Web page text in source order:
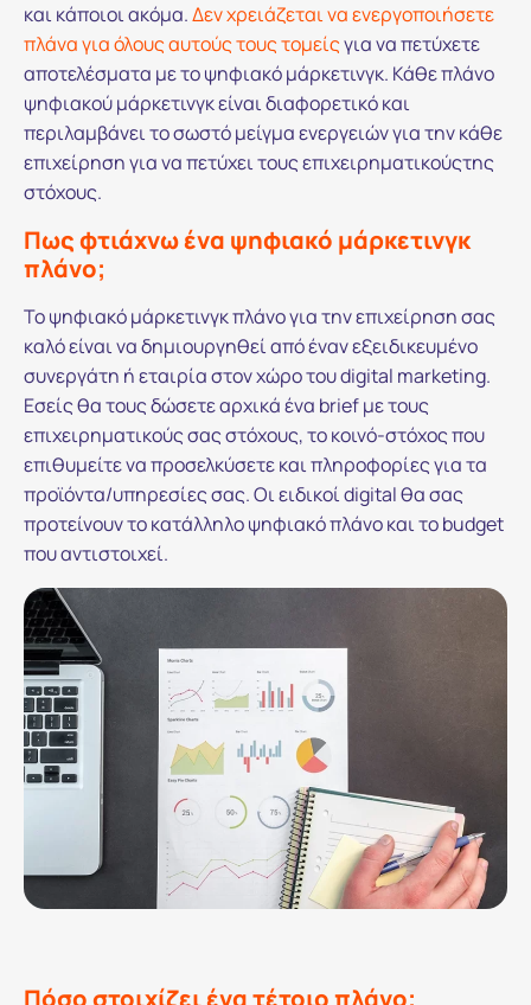
και κάποιοι ακόμα.Δεν χρειάζεται να ενεργοποιήσετε
πλάνα για όλους αυτούς τους τομείςγια να πετύχετε
αποτελέσματα με το ψηφιακό μάρκετινγκ. Κάθε πλάνο
ψηφιακού μάρκετινγκ είναι διαφορετικό και
περιλαμβάνει το σωστό μείγμα ενεργειών για την κάθε
επιχείρηση για να πετύχει τους επιχειρηματικούςτης
στόχους.
Πως φτιάχνω ένα ψηφιακό μάρκετινγκ
πλάνο;
Το ψηφιακό μάρκετινγκ πλάνο για την επιχείρηση σας
καλό είναι να δημιουργηθεί από έναν εξειδικευμένο
συνεργάτη ή εταιρία στον χώρο του digital marketing.
Εσείς θα τους δώσετε αρχικά ένα brief με τους
επιχειρηματικούς σας στόχους, το κοινό-στόχος που
επιθυμείτε να προσελκύσετε και πληροφορίες για τα
προϊόντα/υπηρεσίες σας. Οι ειδικοί digital θα σας
προτείνουν το κατάλληλο ψηφιακό πλάνο και το budget
που αντιστοιχεί.
Πόσο στοιχίζει ένα τέτοιο πλάνο;